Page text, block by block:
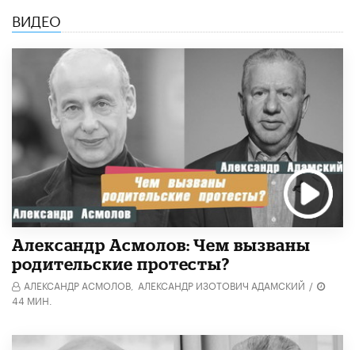
ВИДЕО
Александр Асмолов: Чем вызваны
родительские протесты?
АЛЕКСАНДР АСМОЛОВ, АЛЕКСАНДР ИЗОТОВИЧ АДАМСКИЙ /
44 МИН.